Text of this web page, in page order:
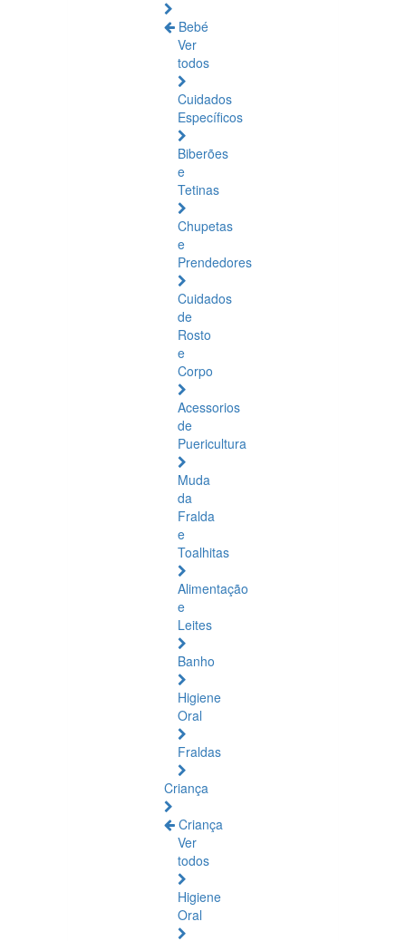
Bebé
Ver
todos
Cuidados
Específicos
Biberões
e
Tetinas
Chupetas
e
Prendedores
Cuidados
de
Rosto
e
Corpo
Acessorios
de
Puericultura
Muda
da
Fralda
e
Toalhitas
Alimentação
e
Leites
Banho
Higiene
Oral
Fraldas
Criança
Criança
Ver
todos
Higiene
Oral